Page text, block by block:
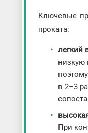
Ключевые
проката:
легкий
низкую
в 2–3
При